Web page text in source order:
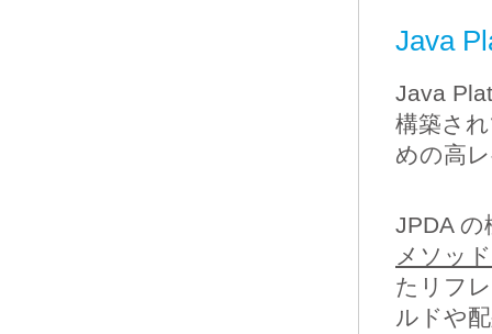
Java
Java
構築さ
めの高
JPDA の
メソッ
たリフ
ルドや